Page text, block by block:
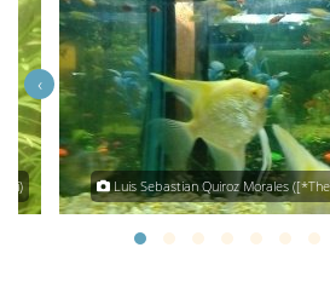
Luis Sebastian Quiroz Morales
‹